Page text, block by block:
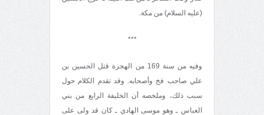
(عليه السلام) من مكة.
***
وفيه من سنة 169 من الهجرة قتل الحسين بن
علي صاحب فخ وأصحابه. وقد تقدم الكلام حول
سبب ذلك، وملخصه أن الخليفة الرابع من بني
العباس ـ وهو موسى الهادي ـ كان قد ولى على